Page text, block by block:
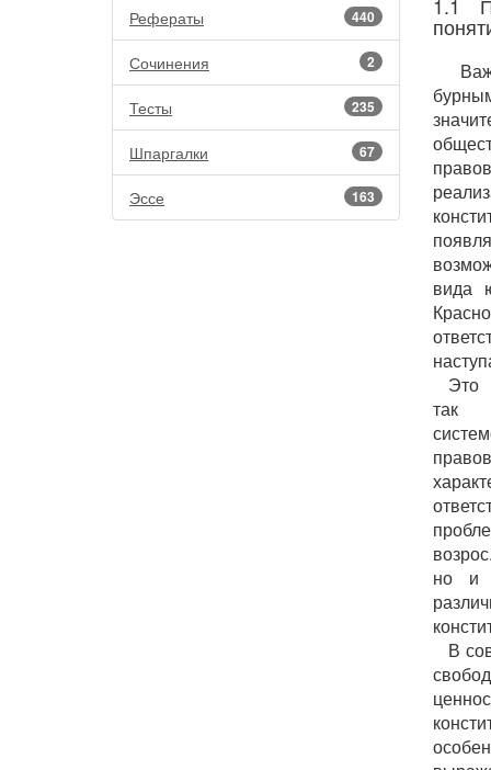
440
Рефераты
2
Сочинения
235
Тесты
67
Шпаргалки
163
Эссе
вида
Это
так
но и
В